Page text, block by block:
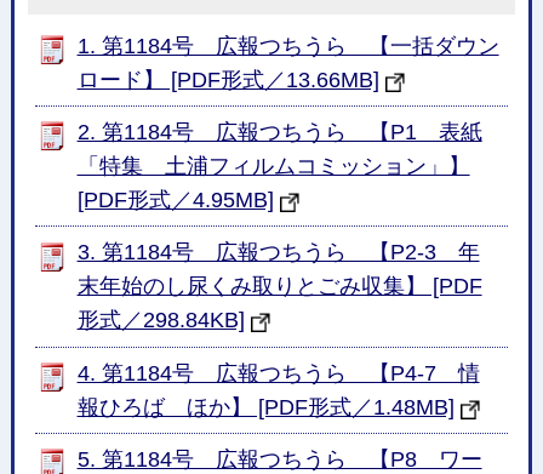
1. 第1184号 広報つちうら 【一括ダウン
ロード】 [PDF形式／13.66MB]
2. 第1184号 広報つちうら 【P1 表紙
「特集 土浦フィルムコミッション」】
[PDF形式／4.95MB]
3. 第1184号 広報つちうら 【P2-3 年
末年始のし尿くみ取りとごみ収集】 [PDF
形式／298.84KB]
4. 第1184号 広報つちうら 【P4-7 情
報ひろば ほか】 [PDF形式／1.48MB]
5. 第1184号 広報つちうら 【P8 ワー